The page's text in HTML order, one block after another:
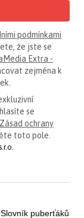
podmínkami
že jste se
Extra -
zejména k
se
Zásad ochrany
toto pole.
Slovník puberťáků